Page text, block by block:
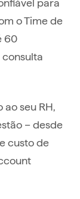
o Time de
60
seu RH,
– desde
custo de